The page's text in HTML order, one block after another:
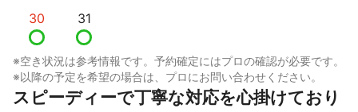
30 31
※空き状況は参考情報です。予約確定にはプロの確認が必要です。
※以降の予定を希望の場合は、プロにお問い合わせください。
スピーディーで丁寧な対応を心掛けており